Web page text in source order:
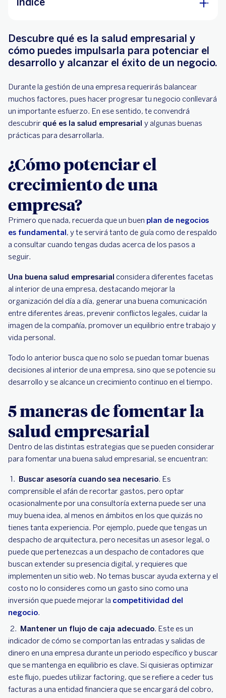
empresa?
5 maneras de fomentar la salud empresarial
Descubre qué es la salud empresarial y
cómo puedes impulsarla para potenciar el
desarrollo y alcanzar el éxito de un negocio.
Durante la gestión de una empresa requerirás balancear
muchos factores, pues hacer progresar tu negocio conllevará
un importante esfuerzo. En ese sentido, te convendrá
descubrir qué es la salud empresarial y algunas buenas
prácticas para desarrollarla.
¿Cómo potenciar el
crecimiento de una
empresa?
Primero que nada, recuerda que un buen plan de negocios
es fundamental, y te servirá tanto de guía como de respaldo
a consultar cuando tengas dudas acerca de los pasos a
seguir.
Una buena salud empresarial considera diferentes facetas
al interior de una empresa, destacando mejorar la
organización del día a día, generar una buena comunicación
entre diferentes áreas, prevenir conflictos legales, cuidar la
imagen de la compañía, promover un equilibrio entre trabajo y
vida personal.
Todo lo anterior busca que no solo se puedan tomar buenas
decisiones al interior de una empresa, sino que se potencie su
desarrollo y se alcance un crecimiento continuo en el tiempo.
5 maneras de fomentar la
salud empresarial
Dentro de las distintas estrategias que se pueden considerar
para fomentar una buena salud empresarial, se encuentran:
Buscar asesoría cuando sea necesario. Es
comprensible el afán de recortar gastos, pero optar
ocasionalmente por una consultoría externa puede ser una
muy buena idea, al menos en ámbitos en los que quizás no
tienes tanta experiencia. Por ejemplo, puede que tengas un
despacho de arquitectura, pero necesitas un asesor legal, o
puede que pertenezcas a un despacho de contadores que
buscan extender su presencia digital, y requieres que
implementen un sitio web. No temas buscar ayuda externa y el
costo no lo consideres como un gasto sino como una
inversión que puede mejorar la competitividad del
negocio.
Mantener un flujo de caja adecuado. Este es un
indicador de cómo se comportan las entradas y salidas de
dinero en una empresa durante un periodo específico y buscar
que se mantenga en equilibrio es clave. Si quisieras optimizar
este flujo, puedes utilizar factoring, que se refiere a ceder tus
facturas a una entidad financiera que se encargará del cobro,